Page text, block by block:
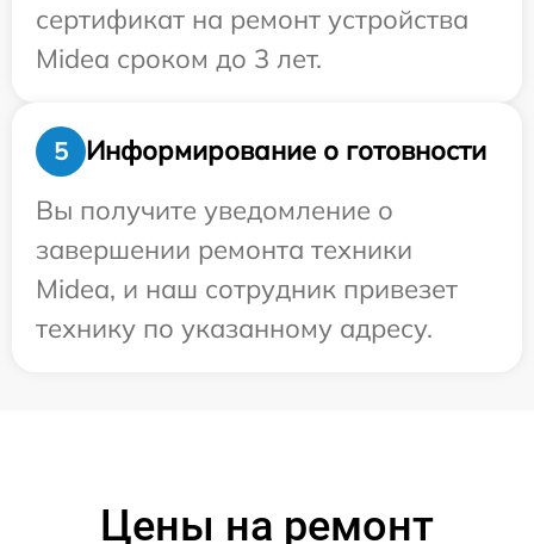
сертификат на ремонт устройства
Midea сроком до 3 лет.
5
Информирование о готовности
Вы получите уведомление о
завершении ремонта техники
Midea, и наш сотрудник привезет
технику по указанному адресу.
Цены на ремонт